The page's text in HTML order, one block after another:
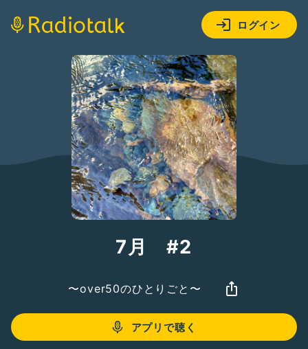
ログイン
7月 #2
〜over50のひとりごと〜
アプリで聴く